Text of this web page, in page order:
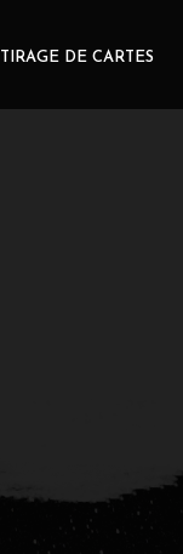
TIRAGE DE CARTES